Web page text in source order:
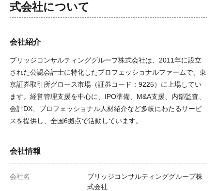
式会社について
会社紹介
ブリッジコンサルティンググループ株式会社は、2011年に設立
された公認会計士に特化したプロフェッショナルファームで、東
京証券取引所グロース市場（証券コード：9225）に上場してい
ます。経営管理支援を中心に、IPO準備、M&A支援、内部監査、
会計DX、プロフェッショナル人材紹介など多岐にわたるサービ
スを提供し、全国6拠点で活動しています。
会社情報
会社名
ブリッジコンサルティンググループ株
式会社